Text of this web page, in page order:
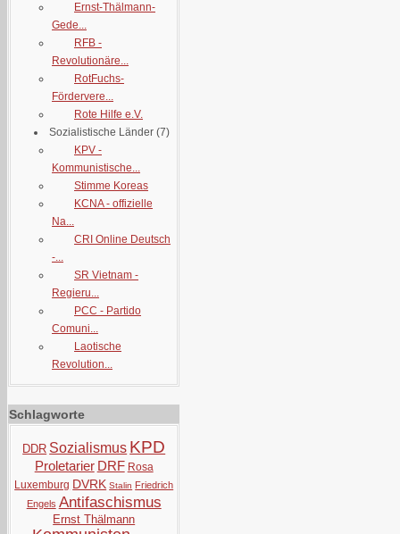
Ernst-Thälmann-
Gede...
RFB -
Revolutionäre...
RotFuchs-
Fördervere...
Rote Hilfe e.V.
Sozialistische Länder (7)
KPV -
Kommunistische...
Stimme Koreas
KCNA - offizielle
Na...
CRI Online Deutsch
-...
SR Vietnam -
Regieru...
PCC - Partido
Comuni...
Laotische
Revolution...
Schlagworte
DDR Sozialismus KPD
Proletarier DRF Rosa
Luxemburg DVRK Stalin Friedrich
Engels Antifaschismus
Ernst Thälmann